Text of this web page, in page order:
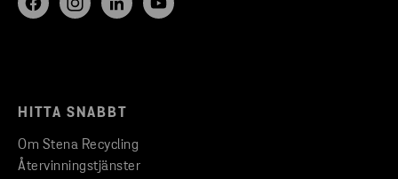
HITTA SNABBT
Om Stena Recycling
Återvinningstjänster